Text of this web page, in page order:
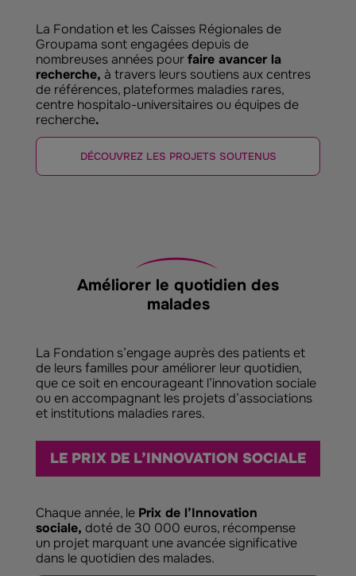
La Fondation et les Caisses Régionales de
Groupama sont engagées depuis de
nombreuses années pourfaire avancer la
recherche, à travers leurs soutiens aux centres
de références, plateformes maladies rares,
centre hospitalo-universitaires ou équipes de
recherche.
DÉCOUVREZ LES PROJETS SOUTENUS
Améliorer le quotidien des
malades
La Fondation s’engage auprès des patients et
de leurs familles pour améliorer leur quotidien,
que ce soit en encourageant l’innovation sociale
ou en accompagnant les projets d’associations
et institutions maladies rares.
LE PRIX DE L’INNOVATION SOCIALE
Chaque année, le Prix de l’Innovation
sociale, doté de 30 000 euros, récompense
un projet marquant une avancée significative
dans le quotidien des malades.